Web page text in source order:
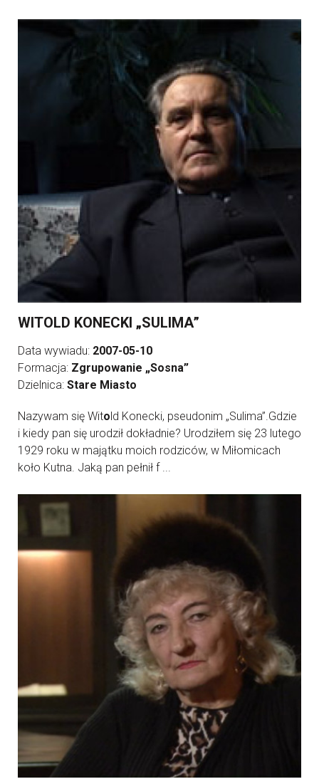
WITOLD KONECKI „SULIMA”
Data wywiadu: 2007-05-10
Formacja: Zgrupowanie „Sosna”
Dzielnica: Stare Miasto
Nazywam się Witold Konecki, pseudonim „Sulima”.Gdzie
i kiedy pan się urodził dokładnie? Urodziłem się 23 lutego
1929 roku w majątku moich rodziców, w Miłomicach
koło Kutna. Jaką pan pełnił f ...